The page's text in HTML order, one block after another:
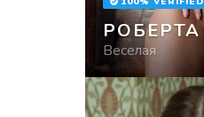
РОБЕРТА
Веселая